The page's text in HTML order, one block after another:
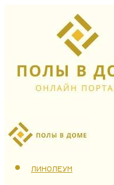
ЛАМИНАТ
ЛИНОЛЕУМ